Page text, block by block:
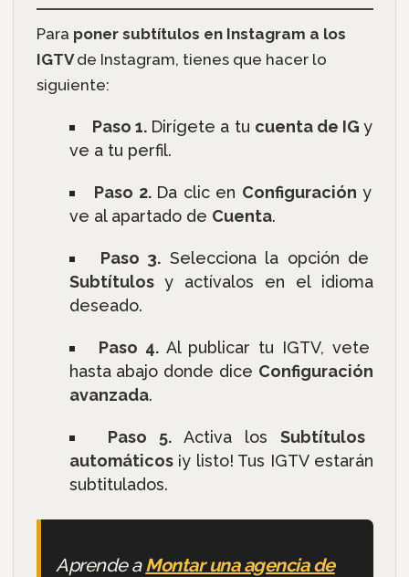
Para poner subtítulos en Instagram a los
IGTVde Instagram, tienes que hacer lo
siguiente:
Paso 1. Dirígete a tu cuenta de IGy
ve a tu perfil.
Paso 2. Da clic en Configuración y
ve al apartado de Cuenta.
Paso 3. Selecciona la opción de
Subtítulos y actívalos en el idioma
deseado.
Paso 4. Al publicar tu IGTV, vete
hasta abajo donde dice Configuración
avanzada.
Paso 5. Activa los Subtítulos
automáticos ¡y listo! Tus IGTV estarán
subtitulados.
Aprende aMontar una agencia de